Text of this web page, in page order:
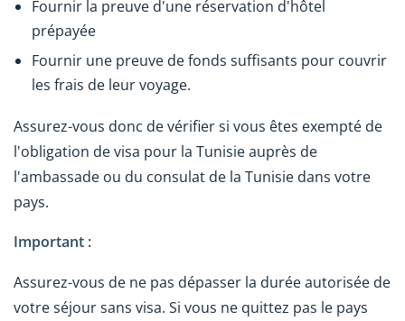
Fournir la preuve d'une réservation d'hôtel
prépayée
Fournir une preuve de fonds suffisants pour couvrir
les frais de leur voyage.
Assurez-vous donc de vérifier si vous êtes exempté de
l'obligation de visa pour la Tunisie auprès de
l'ambassade ou du consulat de la Tunisie dans votre
pays.
Important :
Assurez-vous de ne pas dépasser la durée autorisée de
votre séjour sans visa. Si vous ne quittez pas le pays